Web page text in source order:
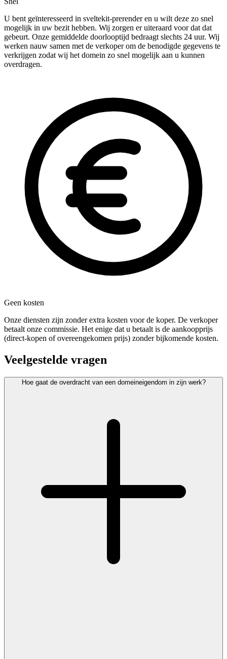
U bent geïnteresseerd in sveltekit-prerender en u wilt deze zo snel
mogelijk in uw bezit hebben. Wij zorgen er uiteraard voor dat dat
gebeurt. Onze gemiddelde doorlooptijd bedraagt slechts 24 uur. Wij
werken nauw samen met de verkoper om de benodigde gegevens te
verkrijgen zodat wij het domein zo snel mogelijk aan u kunnen
overdragen.
Geen kosten
Onze diensten zijn zonder extra kosten voor de koper. De verkoper
betaalt onze commissie. Het enige dat u betaalt is de aankoopprijs
(direct-kopen of overeengekomen prijs) zonder bijkomende kosten.
Veelgestelde vragen
Hoe gaat de overdracht van een domeineigendom in zijn werk?